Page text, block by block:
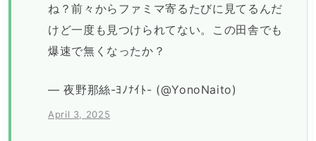
ね？前々からファミマ寄るたびに見てるんだ
けど一度も見つけられてない。この田舎でも
爆速で無くなったか？
— 夜野那絲-ﾖﾉﾅｲﾄ- (@YonoNaito)
April 3, 2025